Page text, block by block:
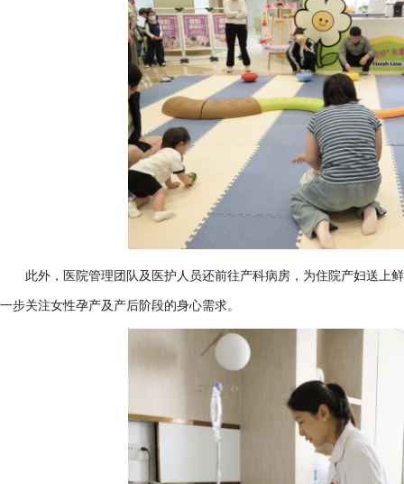
此外，医院管理团队及医护人员还前往产科病房，为住院产妇送上
一步关注女性孕产及产后阶段的身心需求。